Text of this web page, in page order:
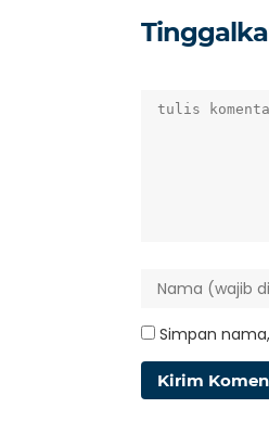
Simpan